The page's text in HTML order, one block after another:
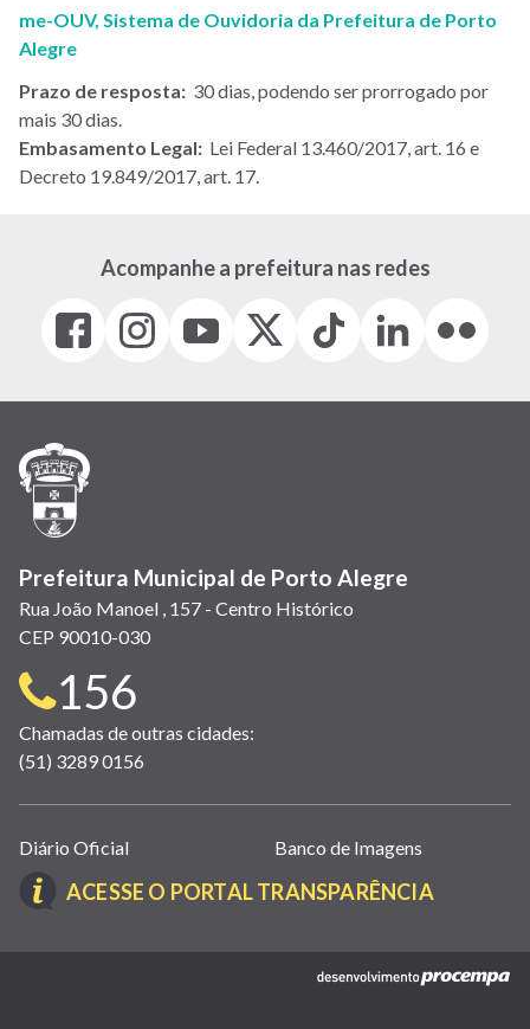
me-OUV, Sistema de Ouvidoria da Prefeitura de Porto
Alegre
Prazo de resposta: 30 dias, podendo ser prorrogado por
mais 30 dias.
Embasamento Legal: Lei Federal 13.460/2017, art. 16 e
Decreto 19.849/2017, art. 17.
Acompanhe a prefeitura nas redes
Facebook
(link
em
janela)
Instagram
(link
em
(link
em
(Antigo
(link
Tiktok
(link
em
LinkedIn
(link
em
(link
em
Prefeitura Municipal de Porto Alegre
Rua João Manoel , 157 - Centro Histórico
CEP 90010-030
Telefone
para
contato:
156
Chamadas de outras cidades:
(51) 3289 0156
Links
úteis
(abrem
nova
Diário Oficial Banco de Imagens
ACESSE O PORTAL TRANSPARÊNCIA(LINK
EM
NOVA